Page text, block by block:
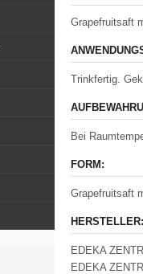
Grapefruitsaft
Trinkfertig.
Bei
FORM:
Grapefruitsaft
HERSTELLER:
EDEKA
EDEKA